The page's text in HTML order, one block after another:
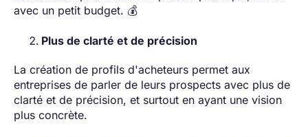
avec un petit budget. 💰
Plus de clarté et de précision
La création de profils d'acheteurs permet aux
entreprises de parler de leurs prospects avec plus de
clarté et de précision, et surtout en ayant une vision
plus concrète.